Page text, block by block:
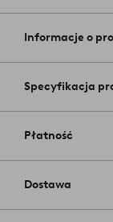
Informacje o
Specyfikacja
Płatność
Dostawa